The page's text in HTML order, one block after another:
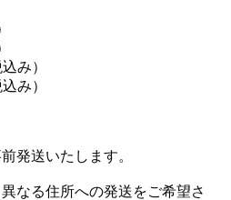
み）
み）
発送いたします。
る住所への発送をご希望さ